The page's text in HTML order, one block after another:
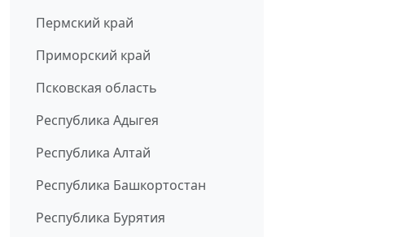
Пермский край
Приморский край
Псковская область
Республика Адыгея
Республика Алтай
Республика Башкортостан
Республика Бурятия